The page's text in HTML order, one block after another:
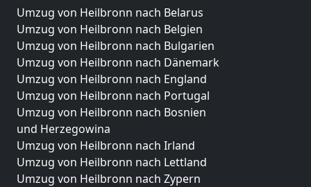
Umzug von Heilbronn nach Belarus
Umzug von Heilbronn nach Belgien
Umzug von Heilbronn nach Bulgarien
Umzug von Heilbronn nach Dänemark
Umzug von Heilbronn nach England
Umzug von Heilbronn nach Portugal
Umzug von Heilbronn nach Bosnien
und Herzegowina
Umzug von Heilbronn nach Irland
Umzug von Heilbronn nach Lettland
Umzug von Heilbronn nach Zypern